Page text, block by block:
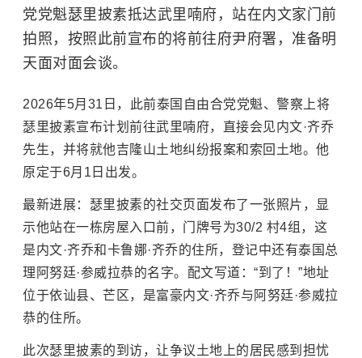
党党魁瑟里披素抵达武里喃府，站在内文家门前
拍照，按照此前宣布的将前往府尹府署，准备明
天面对面会谈。
2026年5月31日，此前泰国自由合党党魁、警察上将
瑟里披素宣布计划前往武里喃府，直接会见内文·齐乔
先生，并将就他吉隆山土地纠纷报案和索回土地。他
原定于6月1日出发。
最新进展：瑟里披素的社交页面发布了一张照片，显
示他站在一栋房屋入口前，门牌号为30/2 村4组，这
是内文·齐乔和卡鲁娜·齐乔的住所，登记中还有泰国总
理阿努廷·参威拉恭的名字。配文写道：“到了！”地址
位于依讪县、芒区，是富豪内文·齐乔与阿努廷·参威拉
恭的住所。
此次瑟里披素的到访，让争议土地上的居民感到担忧